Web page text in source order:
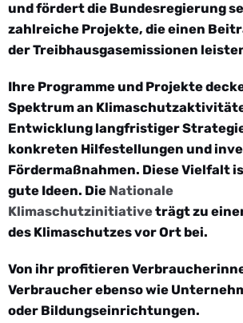
und fördert die Bundesregierung
zahlreiche Projekte, die einen
der Treibhausgasemissionen
Ihre Programme und Projekte
Spektrum an
Entwicklung langfristiger
konkreten Hilfestellungen und
Fördermaßnahmen. Diese Vielfalt
gute Ideen. Die Nationale
Klimaschutzinitiativeträgt zu
des Klimaschutzes vor Ort bei.
Von ihr profitieren
Verbraucher ebenso wie
oder Bildungseinrichtungen.